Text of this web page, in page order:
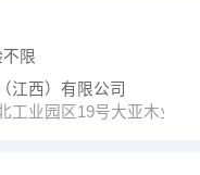
限
江西）有限公司
工业园区19号大亚木业人